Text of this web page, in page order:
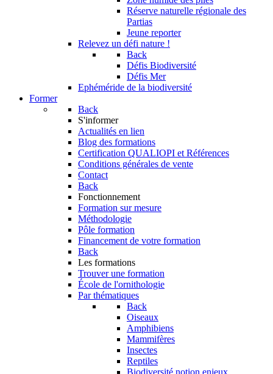
Réserve naturelle régionale des
Partias
Jeune reporter
Relevez un défi nature !
Back
Défis Biodiversité
Défis Mer
Ephéméride de la biodiversité
Former
Back
S'informer
Actualités en lien
Blog des formations
Certification QUALIOPI et Références
Conditions générales de vente
Contact
Back
Fonctionnement
Formation sur mesure
Méthodologie
Pôle formation
Financement de votre formation
Back
Les formations
Trouver une formation
École de l'ornithologie
Par thématiques
Back
Oiseaux
Amphibiens
Mammifères
Insectes
Reptiles
Biodiversité notion enjeux